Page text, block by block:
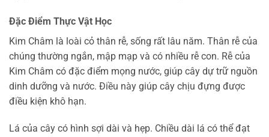
Đặc Điểm Thực Vật Học
Kim Châm là loài cỏ thân rễ, sống rất lâu năm. Thân rễ của
chúng thường ngắn, mập mạp và có nhiều rễ con. Rễ của
Kim Châm có đặc điểm mọng nước, giúp cây dự trữ nguồn
dinh dưỡng và nước. Điều này giúp cây chịu đựng được
điều kiện khô hạn.
Lá của cây có hình sợi dài và hẹp. Chiều dài lá có thể đạt